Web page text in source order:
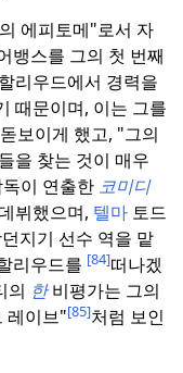
에피토메"로서 자
뱅스를 그의 첫 번째
리우드에서 경력을
때문이며, 이는 그를
보이게 했고, "그의
을 찾는 것이 매우
이 연출한 코미디
뷔했으며, 텔마 토드
지기 선수 역을 맡
리우드를 [84]떠나겠
의 한비평가는 그의
레이브"[85]처럼 보인